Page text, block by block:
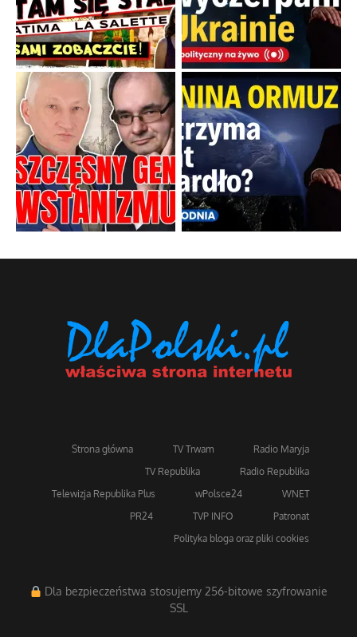
Strona główna TV Trwam
Radio Maryja
TV Republika
Radio Republika
Telewizja Republika Plus
wPolsce24
WNET
PR24
TVP INFO
Patronat
Polityka bloga oraz pliki cookies
Dla bezpieczeństwa stosujemy 256-bitowe szyfrowanie
SSL